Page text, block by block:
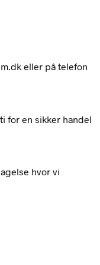
eller på telefon
for en sikker handel
hvor vi